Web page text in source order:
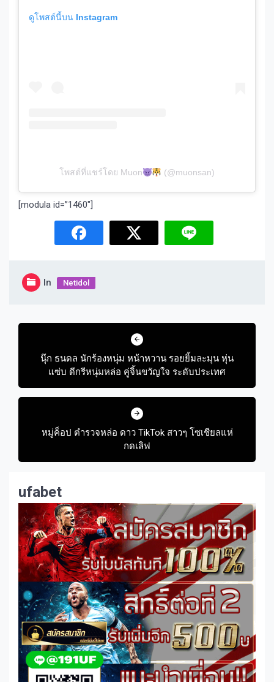
ดูโพสต์นี้บน Instagram
โพสต์ที่แชร์โดย Muon (@muonsan)
[modula id=”1460″]
In Netidol
Post
นุ๊ก ธนดล นักร้องหนุ่ม หน้าหวาน รอยยิ้มละมุน หุ่น
แซ่บ ดีกรีหนุ่มหล่อ คู่จิ้นขวัญใจ ระดับประเทศ
หมู่ค็อป ตำรวจหล่อ ดาว TikTok สาวๆ โซเชียลแห่
กดเลิฟ
ufabet